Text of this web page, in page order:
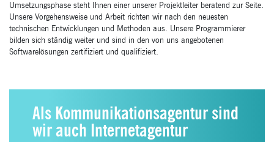
Umsetzungsphase steht Ihnen einer unserer Projektleiter beratend zur Seite.
Unsere Vorgehensweise und Arbeit richten wir nach den neuesten
technischen Entwicklungen und Methoden aus. Unsere Programmierer
bilden sich ständig weiter und sind in den von uns angebotenen
Softwarelösungen zertifiziert und qualifiziert.
Als Kommunikationsagentur sind
wir auch Internetagentur